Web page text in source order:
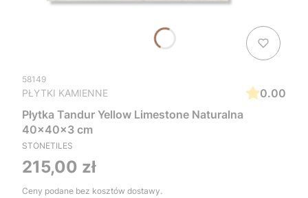
58149
PŁYTKI KAMIENNE
0.00
Płytka Tandur Yellow Limestone Naturalna
40x40x3 cm
STONETILES
Cena
215,00 zł
Ceny podane bez kosztów dostawy.